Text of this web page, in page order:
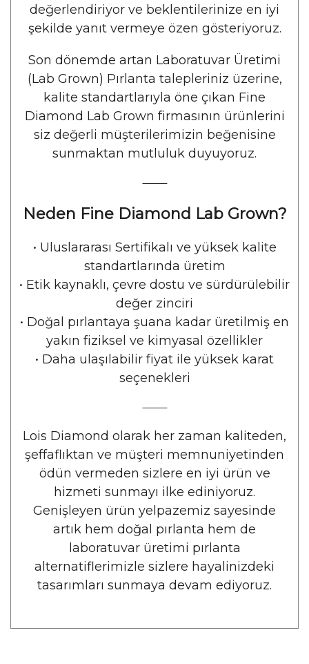
değerlendiriyor ve beklentilerinize en iyi
şekilde yanıt vermeye özen gösteriyoruz.
Son dönemde artan Laboratuvar Üretimi
(Lab Grown) Pırlanta talepleriniz üzerine,
kalite standartlarıyla öne çıkan Fine
Diamond Lab Grown firmasının ürünlerini
siz değerli müşterilerimizin beğenisine
sunmaktan mutluluk duyuyoruz.
⸻
Neden Fine Diamond Lab Grown?
• Uluslararası Sertifikalı ve yüksek kalite
standartlarında üretim
• Etik kaynaklı, çevre dostu ve sürdürülebilir
değer zinciri
• Doğal pırlantaya şuana kadar üretilmiş en
yakın fiziksel ve kimyasal özellikler
• Daha ulaşılabilir fiyat ile yüksek karat
seçenekleri
⸻
Lois Diamond olarak her zaman kaliteden,
şeffaflıktan ve müşteri memnuniyetinden
ödün vermeden sizlere en iyi ürün ve
hizmeti sunmayı ilke ediniyoruz.
Genişleyen ürün yelpazemiz sayesinde
artık hem doğal pırlanta hem de
laboratuvar üretimi pırlanta
alternatiflerimizle sizlere hayalinizdeki
tasarımları sunmaya devam ediyoruz.